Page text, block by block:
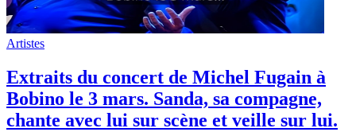
Artistes
Extraits du concert de Michel Fugain à
Bobino le 3 mars. Sanda, sa compagne,
chante avec lui sur scène et veille sur lui.